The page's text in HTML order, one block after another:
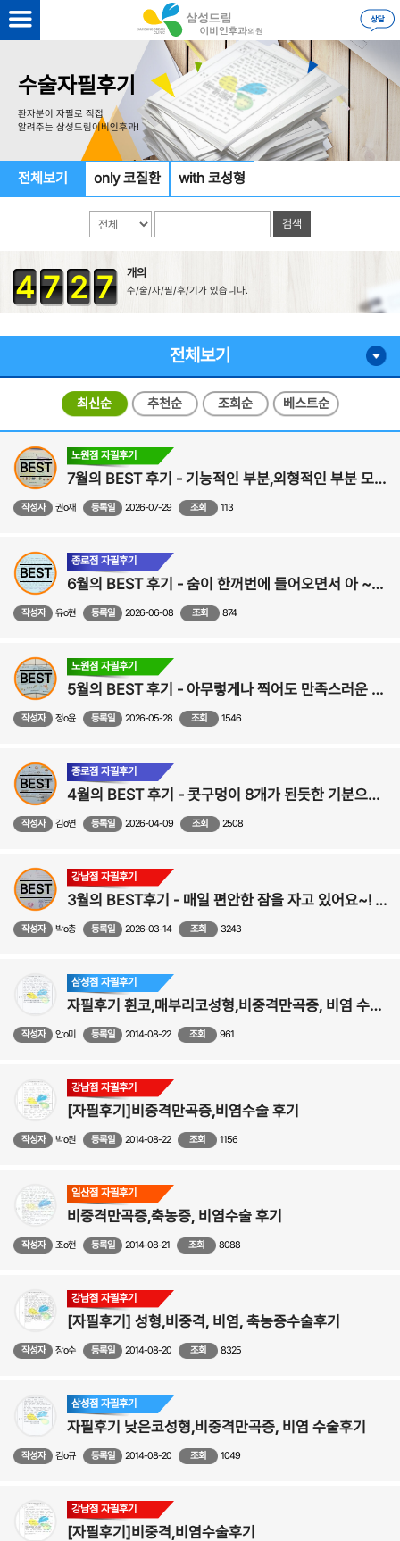
수술자필후기
환자분이 자필로 직접
알려주는 삼성드림이비인후과!
전체보기 only 코질환 with 코성형
4 7 2 7 개의
수/술/자/필/후/기가 있습니다.
전체보기
최신순 추천순 조회순 베스트순
BEST
노원점 자필후기
7월의 BEST 후기 - 기능적인 부분,외형적인 부분 모두 만족스러워요! - 비중격,비염,비밸브,코성형 후기
작성자 권o재 등록일 2026-07-29 조회 113
BEST
종로점 자필후기
6월의 BEST 후기 - 숨이 한꺼번에 들어오면서 아 ~내 코가 원래 이런 기능을 하는 기관이었구나 싶었습니다! - 코성형, 비중격만곡증,비염 수술후기
작성자 유o현 등록일 2026-06-08 조회 874
BEST
노원점 자필후기
5월의 BEST 후기 - 아무렇게나 찍어도 만족스러운 사진이 나와서 사진찍는 게 즐거워졌어요!-비중격만곡증,비염,비밸브,코수술 후기
작성자 정o윤 등록일 2026-05-28 조회 1546
BEST
종로점 자필후기
4월의 BEST 후기 - 콧구멍이 8개가 된듯한 기분으로 시원하게 지내고 있습니다. - 비중격,비염,비밸브,코성형 수술후기
작성자 김o연 등록일 2026-04-09 조회 2508
BEST
강남점 자필후기
3월의 BEST후기 - 매일 편안한 잠을 자고 있어요~! ><
작성자 박o총 등록일 2026-03-14 조회 3243
삼성점 자필후기
자필후기 휜코,매부리코성형,비중격만곡증, 비염 수술후기
작성자 안o미 등록일 2014-08-22 조회 961
강남점 자필후기
[자필후기]비중격만곡증,비염수술 후기
작성자 박o원 등록일 2014-08-22 조회 1156
일산점 자필후기
비중격만곡증,축농증, 비염수술 후기
작성자 조o현 등록일 2014-08-21 조회 8088
강남점 자필후기
[자필후기] 성형,비중격, 비염, 축농증수술후기
작성자 장o수 등록일 2014-08-20 조회 8325
삼성점 자필후기
자필후기 낮은코성형,비중격만곡증, 비염 수술후기
작성자 김o규 등록일 2014-08-20 조회 1049
강남점 자필후기
[자필후기]비중격,비염수술후기